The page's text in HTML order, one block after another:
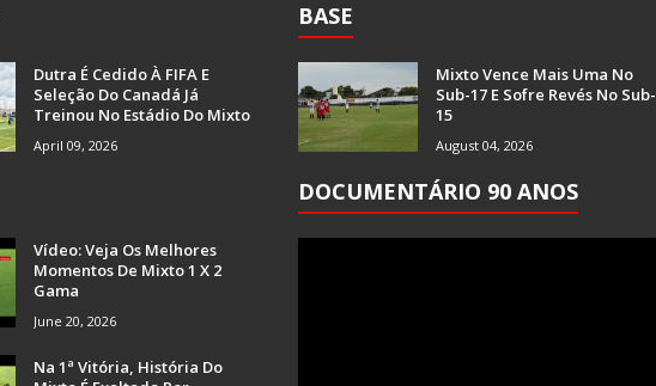
Dutra É Cedido À FIFA E
Seleção Do Canadá Já
Treinou No Estádio Do Mixto
April 09, 2026
Vídeo: Veja Os Melhores
Momentos De Mixto 1 X 2
Gama
June 20, 2026
Na 1ª Vitória, História Do
BASE
Mixto Vence Mais Uma No
Sub-17 E Sofre Revés No Sub-
15
August 04, 2026
DOCUMENTÁRIO 90 ANOS